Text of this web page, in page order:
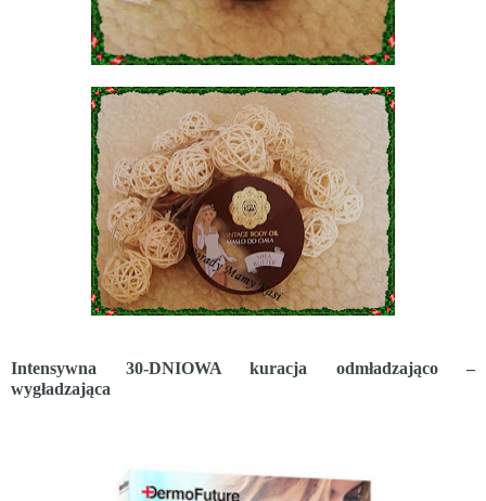
Intensywna 30-DNIOWA kuracja odmładzająco –
wygładzająca